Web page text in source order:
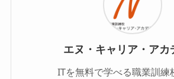
エヌ・キャリア・アカ
ITを無料で学べる職業訓練